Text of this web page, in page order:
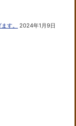
す。 2024年1月9日